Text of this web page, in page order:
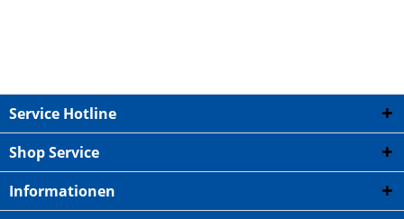
Service Hotline
Shop Service
Informationen